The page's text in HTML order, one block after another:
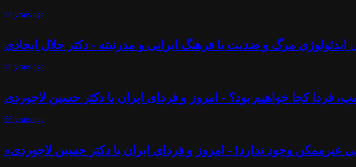
56 years ago
ایدئولوژی مرگ و ضدیت با فرهنگ ایرانی و مدرنیته - دکتر جلال ایجادی
56 years ago
فردا کجا خواهیم بود؟ - امروز و فردای ایران با دکتر حسین لاجوردی
56 years ago
غیرممکن وجود ندارد! - امروز و فردای ایران با دکتر حسین لاجوردی